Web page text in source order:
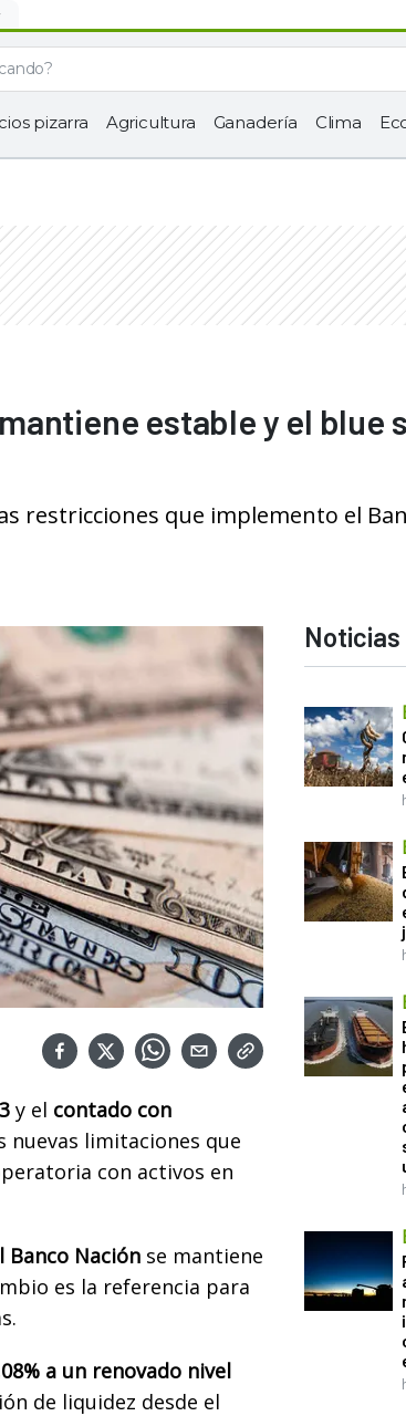
pizarra Agricultura Ganadería Clima
estable y el blue
restricciones que implemento el
y el contado con
limitaciones que
con activos en
Nación se mantiene
es la referencia para
a un renovado nivel
de liquidez desde el